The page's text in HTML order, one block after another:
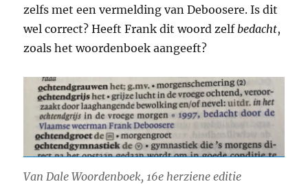
zelfs met een vermelding van Deboosere. Is dit
wel correct? Heeft Frank dit woord zelf bedacht,
zoals het woordenboek aangeeft?
Van Dale Woordenboek, 16e herziene editie